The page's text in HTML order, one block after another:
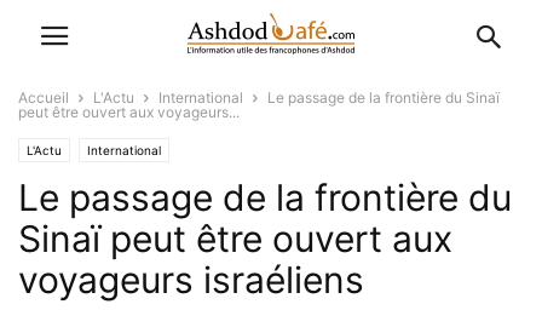
Accueil L'Actu International
Le passage de la frontière du Sinaï
peut être ouvert aux voyageurs...
L'Actu International
Le passage de la frontière du
Sinaï peut être ouvert aux
voyageurs israéliens